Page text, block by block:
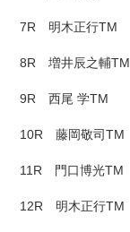
7R 明木正行TM
8R 増井辰之輔TM
9R 西尾 学TM
10R 藤岡敬司TM
11R 門口博光TM
12R 明木正行TM